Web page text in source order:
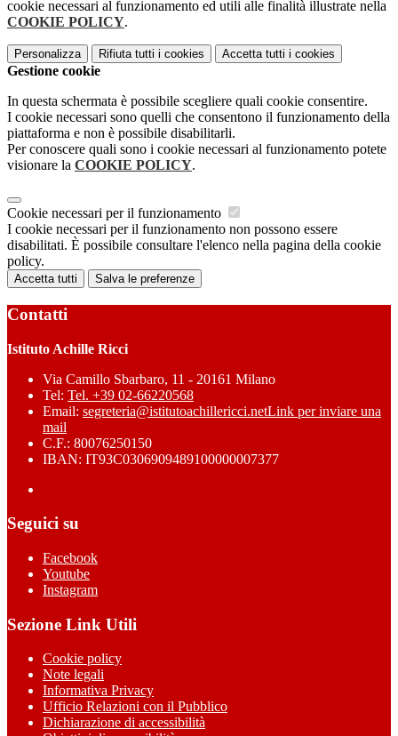
cookie necessari al funzionamento ed utili alle finalità illustrate nella
COOKIE POLICY.
Personalizza Rifiuta tutti i cookies Accetta tutti i cookies
Gestione cookie
In questa schermata è possibile scegliere quali cookie consentire.
I cookie necessari sono quelli che consentono il funzionamento della
piattaforma e non è possibile disabilitarli.
Per conoscere quali sono i cookie necessari al funzionamento potete
visionare la COOKIE POLICY.
Cookie necessari per il funzionamento
I cookie necessari per il funzionamento non possono essere
disabilitati. È possibile consultare l'elenco nella pagina della cookie
policy.
Accetta tutti Salva le preferenze
Contatti
Istituto Achille Ricci
Via Camillo Sbarbaro, 11 - 20161 Milano
Tel: Tel. +39 02-66220568
Email: segreteria@istitutoachillericci.netLink per inviare una
mail
C.F.: 80076250150
IBAN: IT93C0306909489100000007377
Seguici su
Facebook
Youtube
Instagram
Sezione Link Utili
Cookie policy
Note legali
Informativa Privacy
Ufficio Relazioni con il Pubblico
Dichiarazione di accessibilità